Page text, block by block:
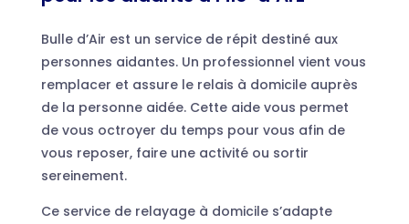
Bulle d’Air est un service de répit destiné aux
personnes aidantes. Un professionnel vient vous
remplacer et assure le relais à domicile auprès
de la personne aidée. Cette aide vous permet
de vous octroyer du temps pour vous afin de
vous reposer, faire une activité ou sortir
sereinement.
Ce service de relayage à domicile s’adapte